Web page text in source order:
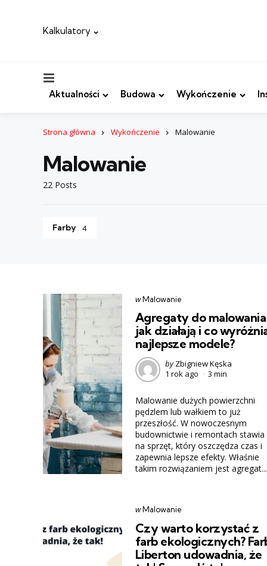
Kalkulatory
Aktualności Budowa Wykończenie
Strona główna Wykończenie Malowanie
22 Posts
Malowanie
Farby 4
Categories
post
w Malowanie
Agregaty do
jak działają i co
najlepsze modele?
Posted
by
by Zbigniew Kęska
1 rok ago
3 min
Malowanie dużych powierzchni
pędzlem lub wałkiem to już
przeszłość. W nowoczesnym
budownictwie i remontach stawia
na sprzęt, który oszczędza czas i
zapewnia lepsze efekty. Właśnie
takim rozwiązaniem jest agregat...
Categories
post
w Malowanie
Czy warto korzystać z
farb ekologicznych?
Liberton udowadnia, że